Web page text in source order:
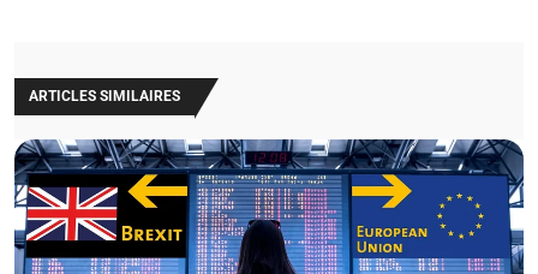
ARTICLES SIMILAIRES